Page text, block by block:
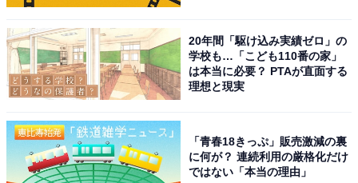
20年間「駆け込み実績ゼロ」の
学校も…「こども110番の家」
は本当に必要？ PTAが直面する
理想と現実
「青春18きっぷ」販売激減の裏
に何が？ 連続利用の厳格化だけ
ではない「本当の理由」